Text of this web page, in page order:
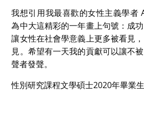
我想引用我最喜歡的女性主義學者
為中大這精彩的一年畫上句號：成
讓女性在社會學意義上更多被看見
見。希望有一天我的貢獻可以讓不
聲者發聲。
性別研究課程文學碩士2020年畢業